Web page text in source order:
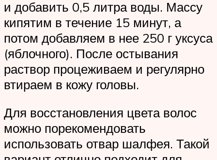
и добавить 0,5 литра воды. Массу
кипятим в течение 15 минут, а
потом добавляем в нее 250 г уксуса
(яблочного). После остывания
раствор процеживаем и регулярно
втираем в кожу головы.
Для восстановления цвета волос
можно порекомендовать
использовать отвар шалфея. Такой